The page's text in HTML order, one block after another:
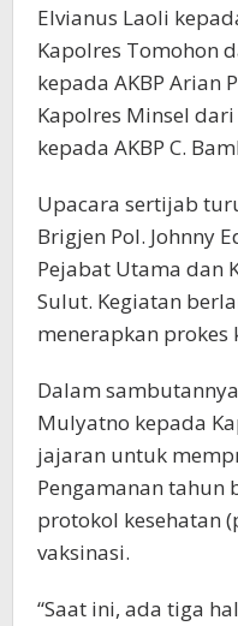
Elvianus Laoli
Kapolres Tomohon
kepada AKBP Arian
Kapolres Minsel dari
kepada AKBP C.
Upacara sertijab
Brigjen Pol. Johnny
Pejabat Utama dan
Sulut. Kegiatan
menerapkan prokes
Dalam
Mulyatno kepada
jajaran untuk
Pengamanan tahun
protokol kesehatan
vaksinasi.
“Saat ini, ada tiga